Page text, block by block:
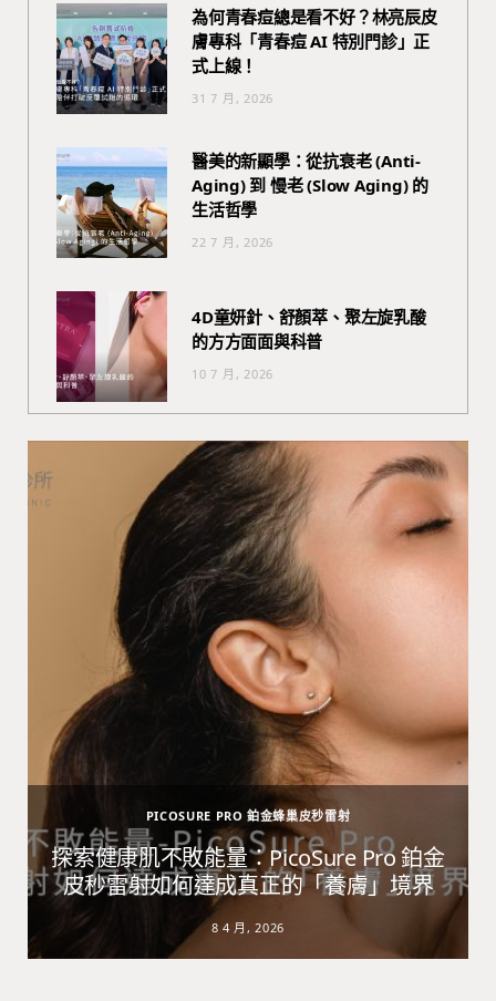
為何青春痘總是看不好？林亮辰皮
膚專科「青春痘 AI 特別門診」正
式上線！
31 7 月, 2026
醫美的新顯學：從抗衰老 (Anti-
Aging) 到 慢老 (Slow Aging) 的
生活哲學
22 7 月, 2026
4D童妍針、舒顏萃、聚左旋乳酸
的方方面面與科普
10 7 月, 2026
PICOSURE PRO 鉑金蜂巢皮秒雷射
探索健康肌不敗能量：PicoSure Pro 鉑金
皮秒雷射如何達成真正的「養膚」境界
8 4 月, 2026